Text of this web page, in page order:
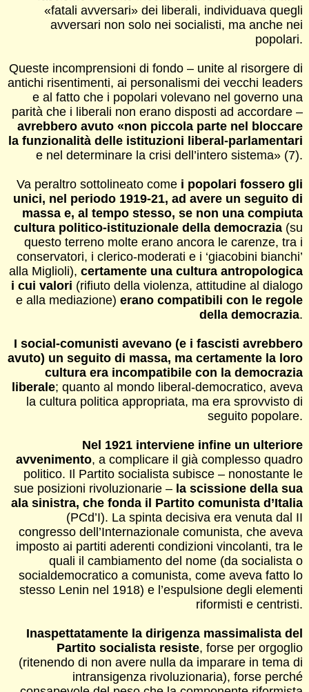
«fatali avversari» dei liberali, individuava quegli
avversari non solo nei socialisti, ma anche nei
popolari.
Queste incomprensioni di fondo – unite al risorgere di
antichi risentimenti, ai personalismi dei vecchi leaders
e al fatto che i popolari volevano nel governo una
parità che i liberali non erano disposti ad accordare –
avrebbero avuto «non piccola parte nel bloccare
la funzionalità delle istituzioni liberal-parlamentari
e nel determinare la crisi dell’intero sistema» (7).
Va peraltro sottolineato come i popolari fossero gli
unici, nel periodo 1919-21, ad avere un seguito di
massa e, al tempo stesso, se non una compiuta
cultura politico-istituzionale della democrazia (su
questo terreno molte erano ancora le carenze, tra i
conservatori, i clerico-moderati e i ‘giacobini bianchi’
alla Miglioli),certamente una cultura antropologica
i cui valori (rifiuto della violenza, attitudine al dialogo
e alla mediazione)erano compatibili con le regole
della democrazia.
I social-comunisti avevano (e i fascisti avrebbero
avuto) un seguito di massa, ma certamente la loro
cultura era incompatibile con la democrazia
liberale; quanto al mondo liberal-democratico, aveva
la cultura politica appropriata, ma era sprovvisto di
seguito popolare.
Nel 1921 interviene infine un ulteriore
avvenimento, a complicare il già complesso quadro
politico. Il Partito socialista subisce – nonostante le
sue posizioni rivoluzionarie – la scissione della sua
ala sinistra, che fonda il Partito comunista d’Italia
(PCd’I). La spinta decisiva era venuta dal II
congresso dell’Internazionale comunista, che aveva
imposto ai partiti aderenti condizioni vincolanti, tra le
quali il cambiamento del nome (da socialista o
socialdemocratico a comunista, come aveva fatto lo
stesso Lenin nel 1918) e l’espulsione degli elementi
riformisti e centristi.
Inaspettatamente la dirigenza massimalista del
Partito socialista resiste, forse per orgoglio
(ritenendo di non avere nulla da imparare in tema di
intransigenza rivoluzionaria), forse perché